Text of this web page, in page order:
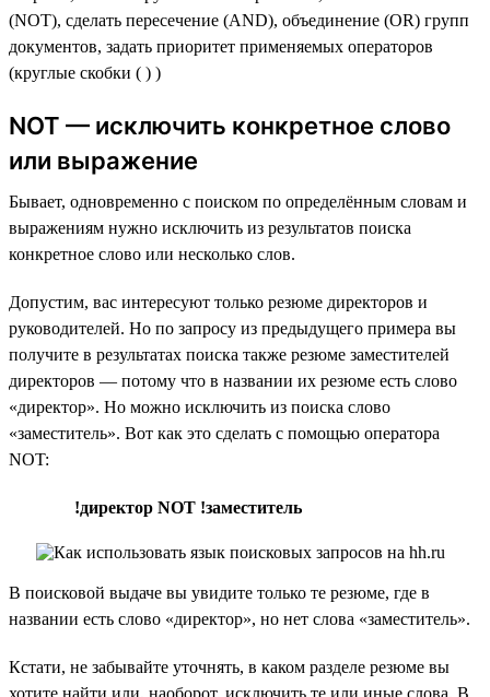
(NOT), сделать пересечение (AND), объединение (OR) групп
документов, задать приоритет применяемых операторов
(круглые скобки ( ) )
NOT — исключить конкретное слово
или выражение
Бывает, одновременно с поиском по определённым словам и
выражениям нужно исключить из результатов поиска
конкретное слово или несколько слов.
Допустим, вас интересуют только резюме директоров и
руководителей. Но по запросу из предыдущего примера вы
получите в результатах поиска также резюме заместителей
директоров — потому что в названии их резюме есть слово
«директор». Но можно исключить из поиска слово
«заместитель». Вот как это сделать с помощью оператора
NOT:
!директор NOT !заместитель
В поисковой выдаче вы увидите только те резюме, где в
названии есть слово «директор», но нет слова «заместитель».
Кстати, не забывайте уточнять, в каком разделе резюме вы
хотите найти или, наоборот, исключить те или иные слова. В